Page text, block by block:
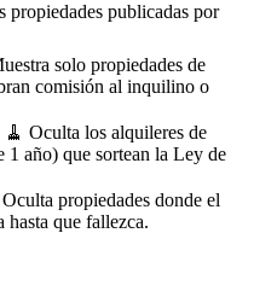
propiedades publicadas por
solo propiedades de
comisión al inquilino o
Oculta los alquileres de
1 año) que sortean la Ley de
Oculta propiedades donde el
hasta que fallezca.